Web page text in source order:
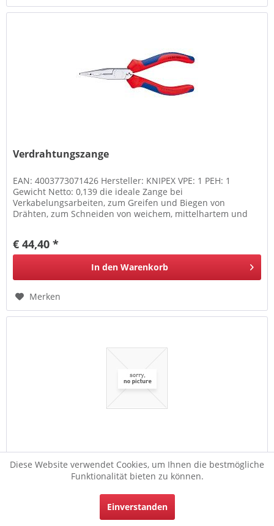
Verdrahtungszange
EAN: 4003773071426 Hersteller: KNIPEX VPE: 1 PEH: 1
Gewicht Netto: 0,139 die ideale Zange bei
Verkabelungsarbeiten, zum Greifen und Biegen von
Drähten, zum Schneiden von weichem, mittelhartem und
€ 44,40 *
In den Warenkorb
Merken
Verdrahtungszange
Gewicht Netto: 0,139 die ideale Zange bei
Verkabelungsarbeiten, zum Greifen und Biegen von
Drähten, zum Schneiden von weichem, mittelhartem und
Diese Website verwendet Cookies, um Ihnen die bestmögliche
Funktionalität bieten zu können.
Einverstanden